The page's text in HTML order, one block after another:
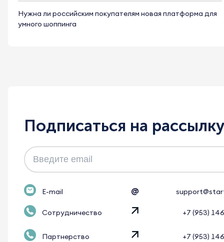
Нужна ли российским покупателям новая платформа для
умного шоппинга
Подписаться на рассылку
E-mail @
Сотрудничество +7 (953)
Партнерство +7 (953)